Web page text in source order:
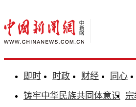
即时 时政 财经 同心
铸牢中华民族共同体意识 宗